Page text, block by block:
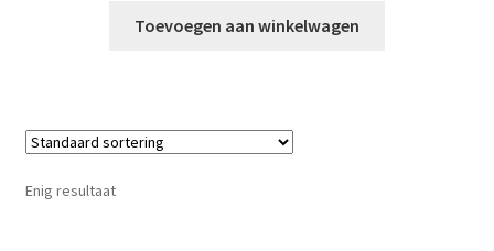
Toevoegen aan winkelwagen
Enig resultaat